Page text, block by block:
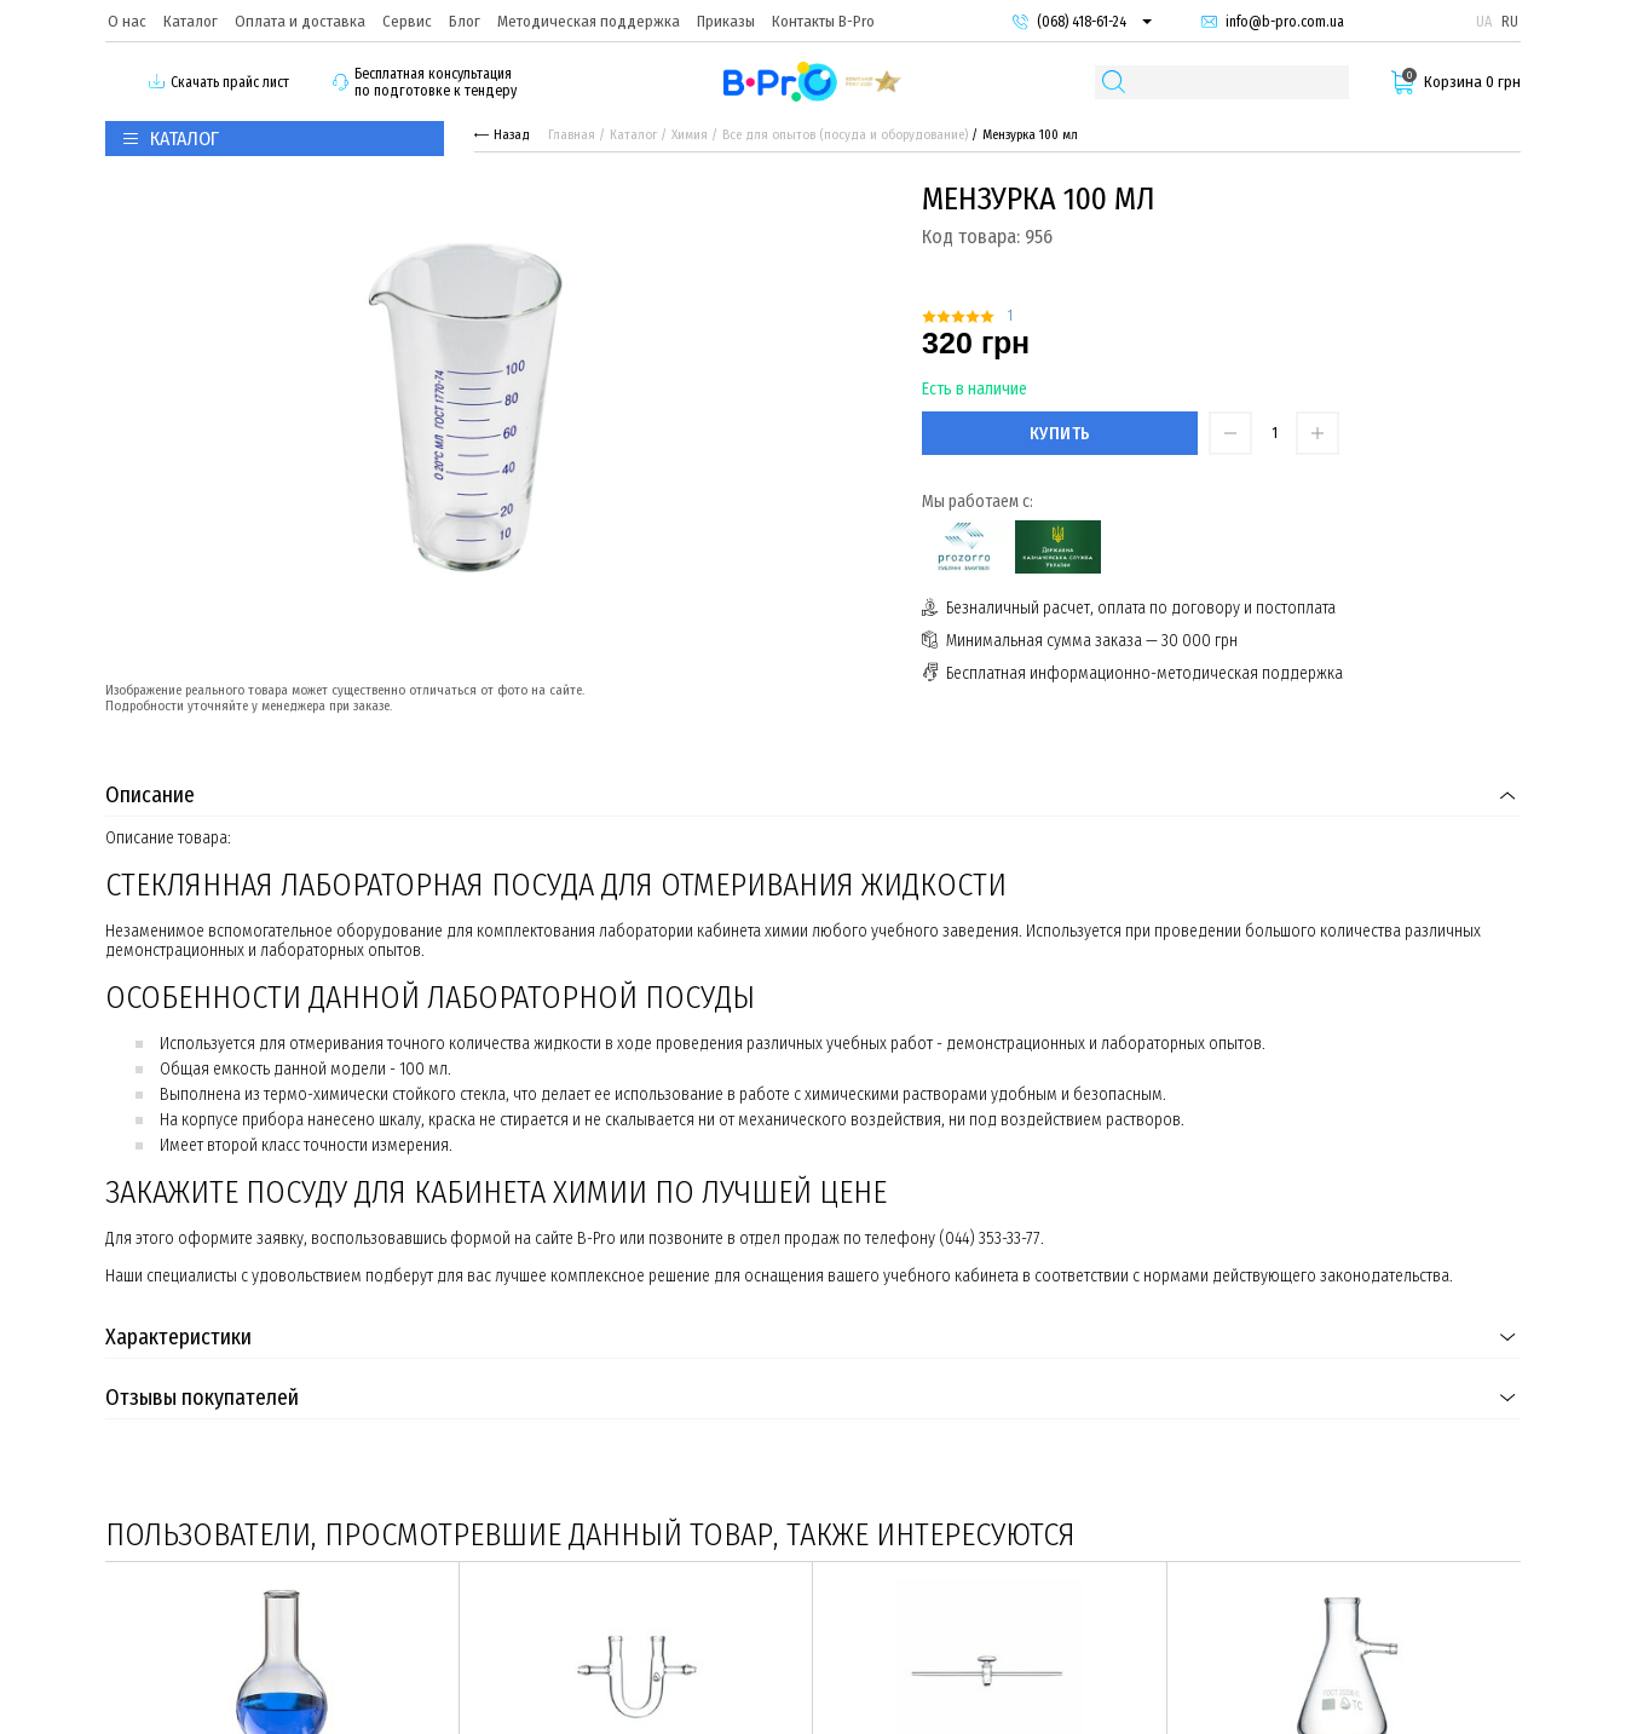
О нас Каталог Оплата и доставка Сервис Блог Методическая поддержка Приказы Контакты B-Pro
(068) 418-61-24
(095) 987-29-55
info@b-pro.com.ua UA RU
Скачать прайс лист
Бесплатная консультация
по подготовке к тендеру
0 Корзина 0 грн
КАТАЛОГ Назад Главная Каталог Химия Все для опытов (посуда и оборудование) Мензурка 100 мл
Изображение реального товара может существенно отличаться от фото на сайте.
Подробности уточняйте у менеджера при заказе.
МЕНЗУРКА 100 МЛ
Код товара: 956
1
320 грн
Есть в наличие
КУПИТЬ
Мы работаем с:
Безналичный расчет, оплата по договору и постоплата
Минимальная сумма заказа — 30 000 грн
Бесплатная информационно-методическая поддержка
Описание
Описание товара:
СТЕКЛЯННАЯ ЛАБОРАТОРНАЯ ПОСУДА ДЛЯ ОТМЕРИВАНИЯ ЖИДКОСТИ
Незаменимое вспомогательное оборудование для комплектования лаборатории кабинета химии любого учебного заведения. Используется при проведении большого количества различных
демонстрационных и лабораторных опытов.
ОСОБЕННОСТИ ДАННОЙ ЛАБОРАТОРНОЙ ПОСУДЫ
Используется для отмеривания точного количества жидкости в ходе проведения различных учебных работ - демонстрационных и лабораторных опытов.
Общая емкость данной модели - 100 мл.
Выполнена из термо-химически стойкого стекла, что делает ее использование в работе с химическими растворами удобным и безопасным.
На корпусе прибора нанесено шкалу, краска не стирается и не скалывается ни от механического воздействия, ни под воздействием растворов.
Имеет второй класс точности измерения.
ЗАКАЖИТЕ ПОСУДУ ДЛЯ КАБИНЕТА ХИМИИ ПО ЛУЧШЕЙ ЦЕНЕ
Для этого оформите заявку, воспользовавшись формой на сайте B-Pro или позвоните в отдел продаж по телефону (044) 353-33-77.
Наши специалисты с удовольствием подберут для вас лучшее комплексное решение для оснащения вашего учебного кабинета в соответствии с нормами действующего законодательства.
Характеристики
Отзывы покупателей
ПОЛЬЗОВАТЕЛИ, ПРОСМОТРЕВШИЕ ДАННЫЙ ТОВАР, ТАКЖЕ ИНТЕРЕСУЮТСЯ